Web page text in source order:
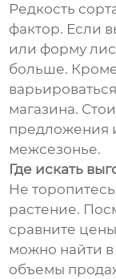
Редкость
фактор. Если
или форму
больше.
магазина.
предложения
межсезонье.
Где искать
Не
растение.
сравните
можно найти в
объемы